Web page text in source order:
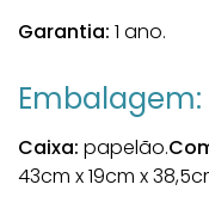
Garantia: 1 ano.
Embalagem:
Caixa: papelão.
43cm x 19cm x